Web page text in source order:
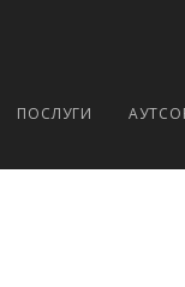
ПОСЛУГИ